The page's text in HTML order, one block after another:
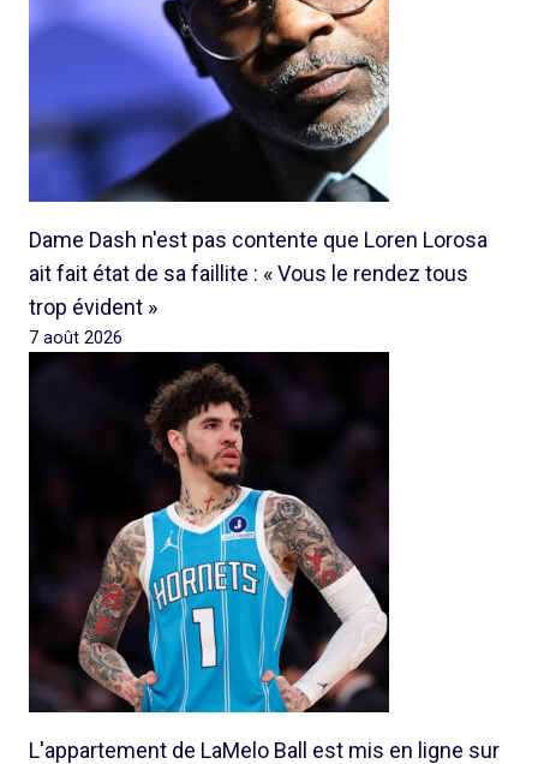
Dame Dash n'est pas contente que Loren Lorosa
ait fait état de sa faillite : « Vous le rendez tous
trop évident »
7 août 2026
L'appartement de LaMelo Ball est mis en ligne sur